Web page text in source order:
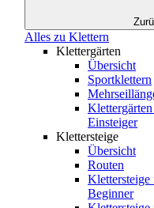
Alles zu Klettern
Klettergärten
Übersicht
Sportklettern
Einsteiger
Klettersteige
Übersicht
Routen
Beginner